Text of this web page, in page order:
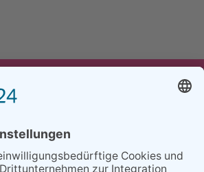
UNSER ANGEBOT
PARTNER
REFERENZEN